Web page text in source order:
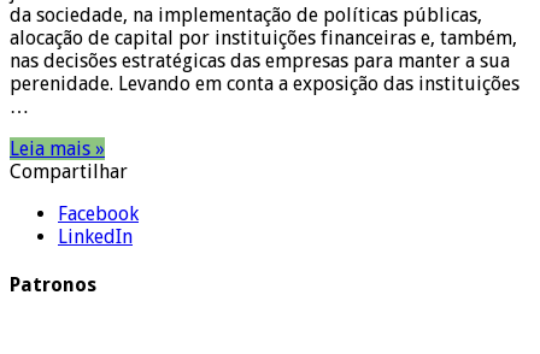
da sociedade, na implementação de políticas públicas,
alocação de capital por instituições financeiras e, também,
nas decisões estratégicas das empresas para manter a sua
perenidade. Levando em conta a exposição das instituições
…
Leia mais »
Compartilhar
Facebook
LinkedIn
Patronos